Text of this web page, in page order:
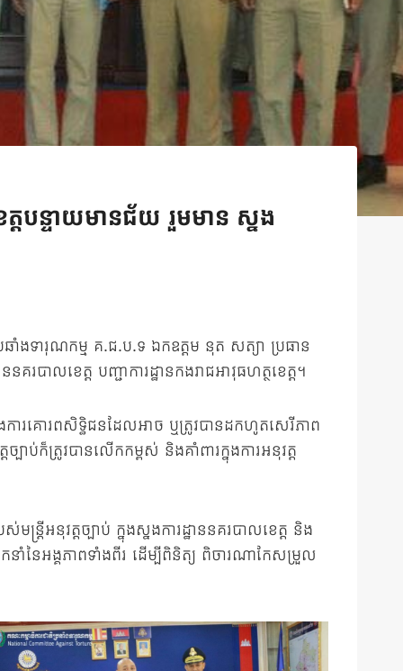
តបន្ទាយមានជ័យ រួមមាន ស្នង
ាំងទារុណកម្ម គ.ជ.ប.ទ ឯកឧត្តម នុត សត្យា ប្រធាន
របាលខេត្ត បញ្ជាការដ្ឋានកងរាជអាវុធហត្ថខេត្ត។
ការគោរពសិទ្ធិជនដែលអាច ឬត្រូវបានដកហូតសេរីភាព
ាប់ក៏ត្រូវបានលើកកម្ពស់ និងគាំពារក្នុងការអនុវត្ត
នុវត្តច្បាប់ ក្នុងស្នងការដ្ឋាននគរបាលខេត្ត និង
នាំនៃអង្គភាពទាំងពីរ ដើម្បីពិនិត្យ ពិចារណាកែសម្រួល